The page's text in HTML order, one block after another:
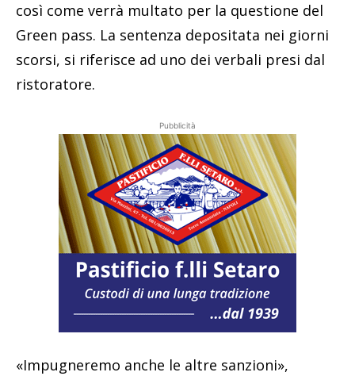
così come verrà multato per la questione del
Green pass. La sentenza depositata nei giorni
scorsi, si riferisce ad uno dei verbali presi dal
ristoratore.
Pubblicità
«Impugneremo anche le altre sanzioni»,